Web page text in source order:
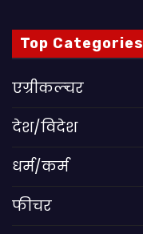
Top Categories
एग्रीकल्चर
देश/विदेश
धर्म/कर्म
फीचर